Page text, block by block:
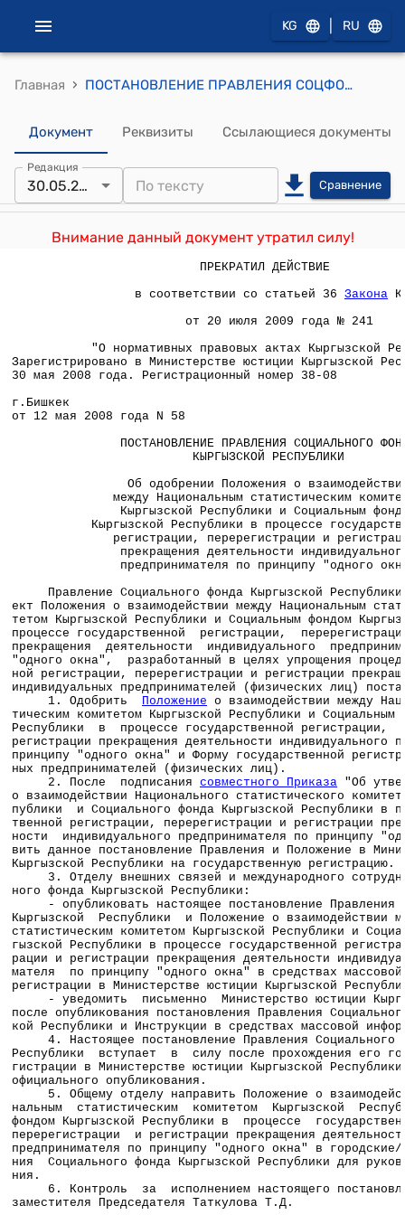
KG RU
Главная › ПОСТАНОВЛЕНИЕ ПРАВЛЕНИЯ СОЦФОНДА КР от 12 мая 2008 года N 58 "Об одобрении Положения о взаимодействии между Национальным статистическим комитетом Кыргызской Республики и Социальным фондом Кыргызской Республики в процессе государственной регистрации, перерегистрации и регистрации прекращения деятельности индивидуального предпринимателя по принципу "одного окна"
Документ Реквизиты Ссылающиеся документы
Редакция
30.05.2008 Сравнение
Внимание данный документ утратил силу!